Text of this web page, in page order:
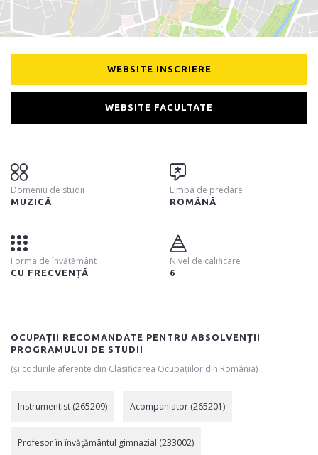
WEBSITE INSCRIERE
WEBSITE FACULTATE
Domeniu de studii
MUZICĂ
Limba de predare
ROMÂNĂ
Forma de învățământ
CU FRECVENȚĂ
Nivel de calificare
6
OCUPAȚII RECOMANDATE PENTRU ABSOLVENȚII
PROGRAMULUI DE STUDII
(și codurile aferente din Clasificarea Ocupațiilor din România)
Instrumentist (265209) Acompaniator (265201)
Profesor în învăţământul gimnazial (233002)